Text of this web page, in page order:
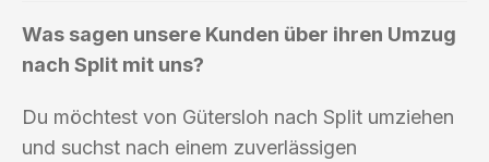
Was sagen unsere Kunden über ihren Umzug
nach Split mit uns?
Du möchtest von Gütersloh nach Split umziehen
und suchst nach einem zuverlässigen